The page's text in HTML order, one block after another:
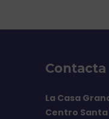
Contacta
La Casa
Centro